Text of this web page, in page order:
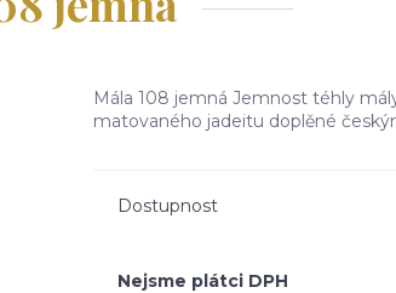
Mála 108 jemná Jemnost téhly
matovaného jadeitu doplěné
Dostupnost
Nejsme plátci DPH